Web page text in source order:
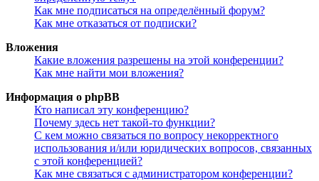
Как мне подписаться на определённый форум?
Как мне отказаться от подписки?
Вложения
Какие вложения разрешены на этой конференции?
Как мне найти мои вложения?
Информация о phpBB
Кто написал эту конференцию?
Почему здесь нет такой-то функции?
С кем можно связаться по вопросу некорректного
использования и/или юридических вопросов, связанных
с этой конференцией?
Как мне связаться с администратором конференции?